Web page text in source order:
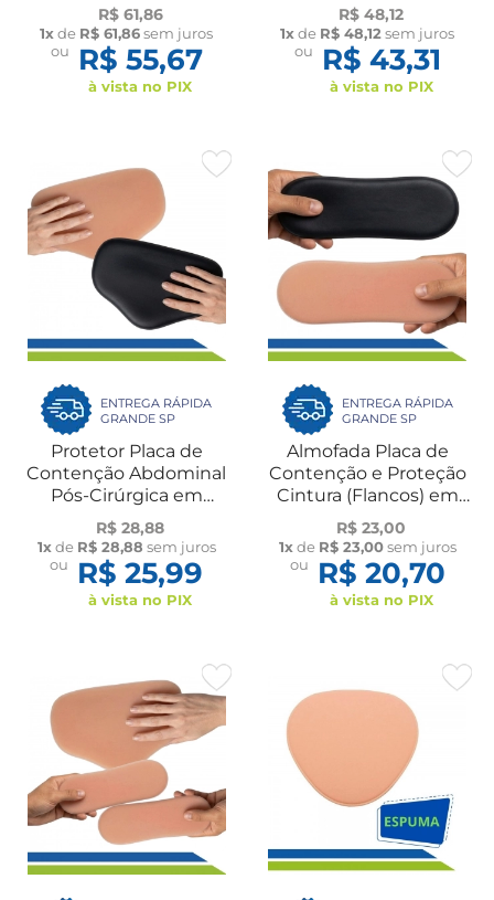
Macom
R$ 61,86
1xde R$ 61,86sem juros
ou
R$ 55,67
à vista no PIX
em Espuma New Form
R$ 48,12
1xde R$ 48,12sem juros
ou
R$ 43,31
à vista no PIX
ENTREGA RÁPIDA
GRANDE SP
Protetor Placa de
Contenção Abdominal
Pós-Cirúrgica em
Espuma UN New Form
R$ 28,88
1xde R$ 28,88 sem juros
ou
R$ 25,99
à vista no PIX
ENTREGA RÁPIDA
GRANDE SP
Almofada Placa de
Contenção e Proteção
Cintura (Flancos) em
Espuma Flexível Par
ossinho New Form
R$ 23,00
1xde R$ 23,00sem juros
ou
R$ 20,70
à vista no PIX